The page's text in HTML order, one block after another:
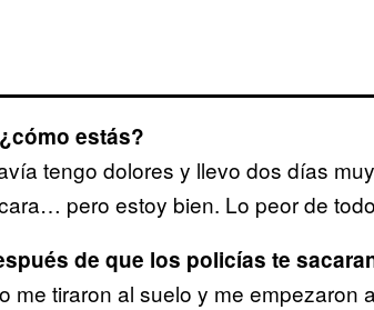
estás?
tengo dolores y llevo dos días
pero estoy bien. Lo peor de
de que los policías te
me tiraron al suelo y me empezaron